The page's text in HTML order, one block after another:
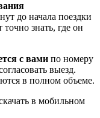
до начала поездки
знать, где он
с вами по номеру
выезд.
в полном объеме.
в мобильном